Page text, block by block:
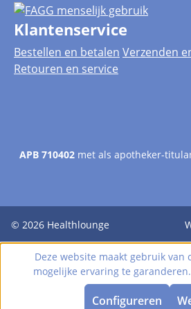
Klantenservice
Bestellen en betalen Verzenden
Retouren en service
APB 710402 met als apotheker-
© 2026 Healthlounge
Deze website maakt gebruik van
mogelijke ervaring te garanderen.
Configureren